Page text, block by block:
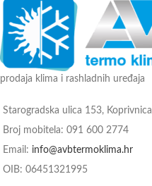
prodaja klima i rashladnih uređaja
Starogradska ulica 153, Koprivnica
Broj mobitela: 091 600 2774
Email: info@avbtermoklima.hr
OIB: 06451321995